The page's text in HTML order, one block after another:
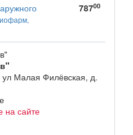
78700
Малая Филёвская, д.
на сайте